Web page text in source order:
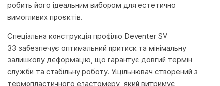
робить його ідеальним вибором для естетично
вимогливих проєктів.
Спеціальна конструкція профілю Deventer SV
33 забезпечує оптимальний притиск та мінімальну
залишкову деформацію, що гарантує довгий термін
служби та стабільну роботу. Ущільнювач створений з
термопластичного еластомеру, який витримує